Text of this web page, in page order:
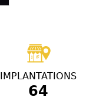
IMPLANTATIONS
64